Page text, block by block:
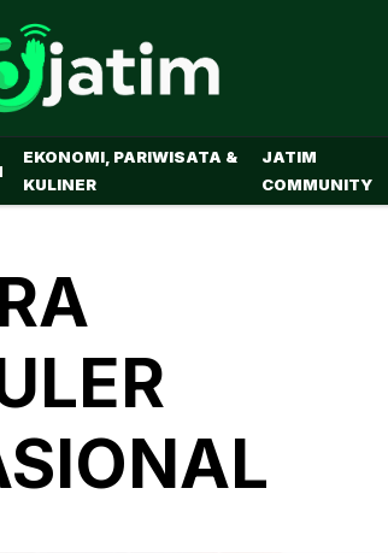
EKONOMI, PARIWISATA &
KULINER
JATIM
COMMUNITY